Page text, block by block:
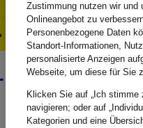
Zustimmung nutzen wir und
Onlineangebot zu
Personenbezogene Daten
Standort-Informationen,
personalisierte Anzeigen
Webseite, um diese für Sie
Klicken Sie auf „Ich
navigieren; oder auf
Kategorien und eine